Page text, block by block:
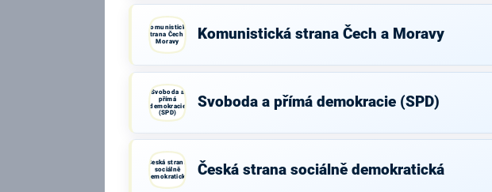
Komunistická
strana Čech a
Moravy
Komunistická strana Čech a Moravy
Svoboda a
přímá
demokracie
(SPD)
Svoboda a přímá demokracie (SPD)
Česká strana
sociálně
demokratická
Česká strana sociálně demokratická